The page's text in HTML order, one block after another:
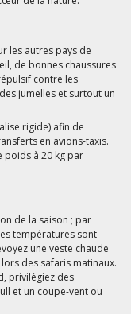
les autres pays de
de bonnes chaussures
contre les
jumelles et surtout un
rigide) afin de
en avions-taxis.
poids à 20 kg par
de la saison ; par
températures sont
une veste chaude
des safaris matinaux.
privilégiez des
et un coupe-vent ou